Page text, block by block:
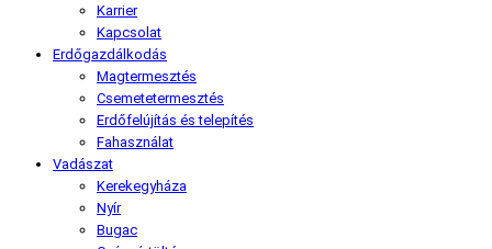
Karrier
Kapcsolat
Erdőgazdálkodás
Magtermesztés
Csemetetermesztés
Erdőfelújítás és telepítés
Fahasználat
Vadászat
Kerekegyháza
Nyír
Bugac